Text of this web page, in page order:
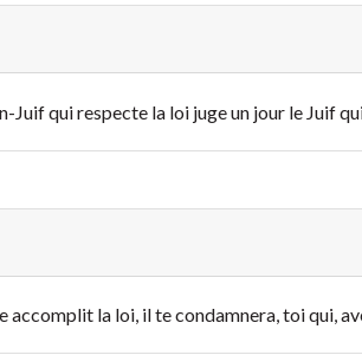
Juif qui respecte la loi juge un jour le Juif
accomplit la loi, il te condamnera, toi qui,